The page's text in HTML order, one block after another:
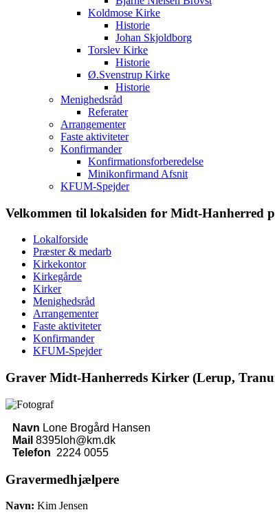
Koldmose Kirke
Historie
Johan Skjoldborg
Torslev Kirke
Historie
Ø.Svenstrup Kirke
Historie
Menighedsråd
Referater
Arrangementer
Faste aktiviteter
Konfirmander
Konfirmationsforberedelse
Minikonfirmand Afsnit
KFUM-Spejder
Velkommen til lokalsiden for Midt-Hanherred
Lokalforside
Præster & medarb
Kirkekontor
Kirkegårde
Kirker
Menighedsråd
Arrangementer
Faste aktiviteter
Konfirmander
KFUM-Spejder
Graver Midt-Hanherreds Kirker (Lerup,
Navn Lone Brogård Hansen
Mail 8395loh@km.dk
Telefon 2224 0055
Gravermedhjælpere
Navn: Kim Jensen